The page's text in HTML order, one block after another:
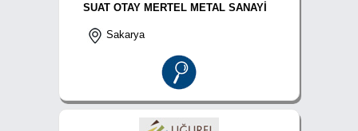
SUAT OTAY MERTEL METAL SANAYİ
Sakarya